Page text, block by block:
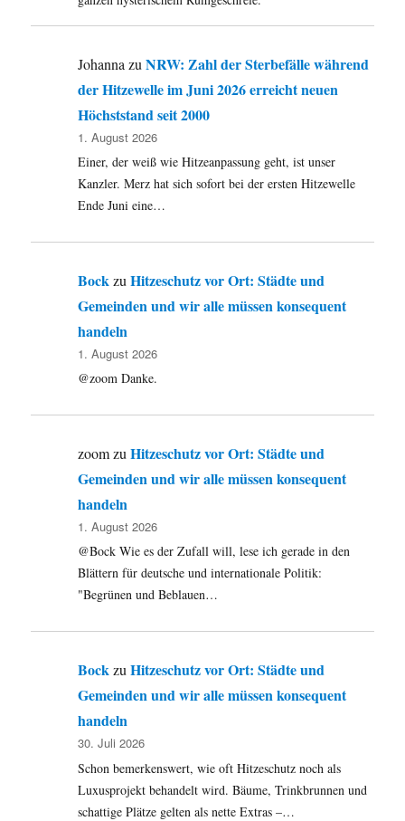
mit
JohannazuNRW: Zahl der Sterbefälle während
der Hitzewelle im Juni 2026 erreicht neuen
Höchststand seit 2000
1. August 2026
Einer, der weiß wie Hitzeanpassung geht, ist unser
Kanzler. Merz hat sich sofort bei der ersten Hitzewelle
Ende Juni eine…
BockzuHitzeschutz vor Ort: Städte und
Gemeinden und wir alle müssen konsequent
handeln
1. August 2026
@zoom Danke.
zoomzuHitzeschutz vor Ort: Städte und
Gemeinden und wir alle müssen konsequent
handeln
1. August 2026
@Bock Wie es der Zufall will, lese ich gerade in den
Blättern für deutsche und internationale Politik:
"Begrünen und Beblauen…
BockzuHitzeschutz vor Ort: Städte und
Gemeinden und wir alle müssen konsequent
handeln
30. Juli 2026
Schon bemerkenswert, wie oft Hitzeschutz noch als
Luxusprojekt behandelt wird. Bäume, Trinkbrunnen und
schattige Plätze gelten als nette Extras –…